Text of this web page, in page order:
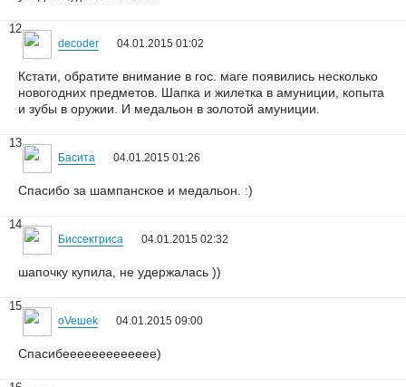
12
decoder 04.01.2015 01:02
Кстати, обратите внимание в гос. маге появились несколько
новогодних предметов. Шапка и жилетка в амуниции, копыта
и зубы в оружии. И медальон в золотой амуниции.
13
Басита 04.01.2015 01:26
Спасибо за шампанское и медальон. :)
14
Биссектриса 04.01.2015 02:32
шапочку купила, не удержалась ))
15
oVeшеk 04.01.2015 09:00
Спасибеееееееееееее)